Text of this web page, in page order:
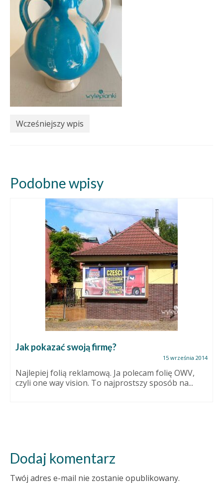
Wcześniejszy wpis
Podobne wpisy
Jak pokazać swoją firmę?
15 września 2014
Najlepiej folią reklamową. Ja polecam folię OWV,
czyli one way vision. To najprostszy sposób na...
Dodaj komentarz
Twój adres e-mail nie zostanie opublikowany.